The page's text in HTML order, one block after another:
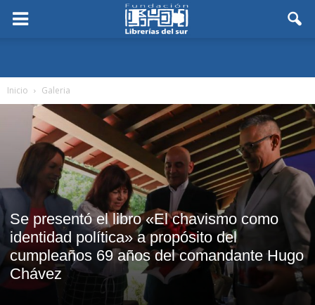
Inicio Galeria
Se presentó el libro «El chavismo como
identidad política» a propósito del
cumpleaños 69 años del comandante Hugo
Chávez